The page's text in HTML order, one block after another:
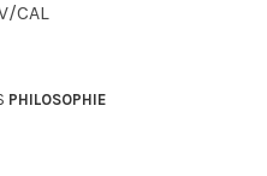
CAL
PHILOSOPHIE